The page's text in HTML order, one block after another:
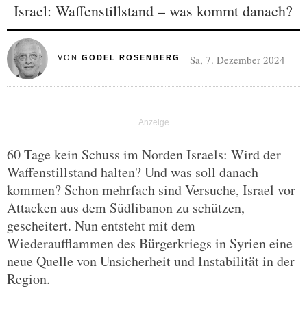
Israel: Waffenstillstand – was kommt danach?
VON GODEL ROSENBERG Sa, 7. Dezember 2024
60 Tage kein Schuss im Norden Israels: Wird der
Waffenstillstand halten? Und was soll danach
kommen? Schon mehrfach sind Versuche, Israel vor
Attacken aus dem Südlibanon zu schützen,
gescheitert. Nun entsteht mit dem
Wiederaufflammen des Bürgerkriegs in Syrien eine
neue Quelle von Unsicherheit und Instabilität in der
Region.